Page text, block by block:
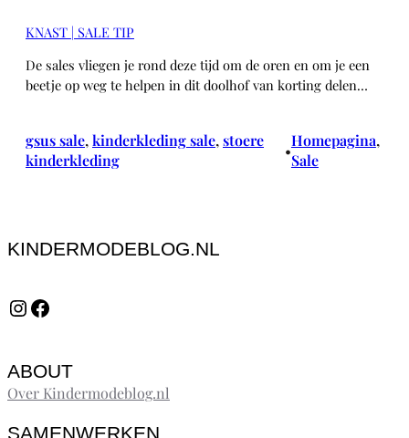
KNAST | SALE TIP
De sales vliegen je rond deze tijd om de oren en om je een
beetje op weg te helpen in dit doolhof van korting delen…
gsus sale, kinderkleding sale, stoere
kinderkleding
•
Homepagina ,
Sale
KINDERMODEBLOG.NL
InstagramFacebook
ABOUT
Over Kindermodeblog.nl
SAMENWERKEN